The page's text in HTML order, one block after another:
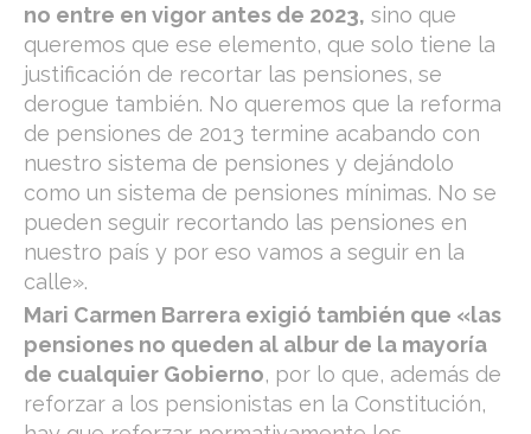
no entre en vigor antes de 2023, sino que
queremos que ese elemento, que solo tiene la
justificación de recortar las pensiones, se
derogue también. No queremos que la reforma
de pensiones de 2013 termine acabando con
nuestro sistema de pensiones y dejándolo
como un sistema de pensiones mínimas. No se
pueden seguir recortando las pensiones en
nuestro país y por eso vamos a seguir en la
calle».
Mari Carmen Barrera exigió también que «las
pensiones no queden al albur de la mayoría
de cualquier Gobierno, por lo que, además de
reforzar a los pensionistas en la Constitución,